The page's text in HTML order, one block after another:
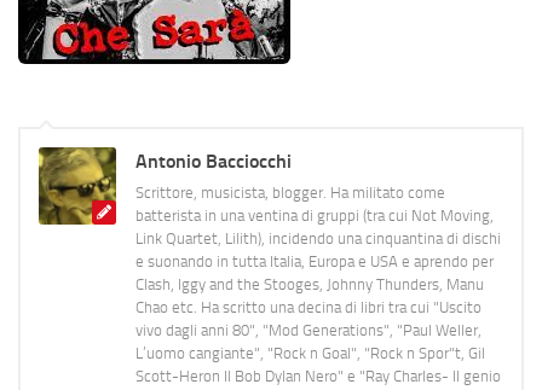
Antonio Bacciocchi
Scrittore, musicista, blogger. Ha militato come
batterista in una ventina di gruppi (tra cui Not Moving,
Link Quartet, Lilith), incidendo una cinquantina di dischi
e suonando in tutta Italia, Europa e USA e aprendo per
Clash, Iggy and the Stooges, Johnny Thunders, Manu
Chao etc. Ha scritto una decina di libri tra cui "Uscito
vivo dagli anni 80", "Mod Generations", "Paul Weller,
L’uomo cangiante", "Rock n Goal", "Rock n Spor"t, Gil
Scott-Heron Il Bob Dylan Nero" e "Ray Charles- Il genio